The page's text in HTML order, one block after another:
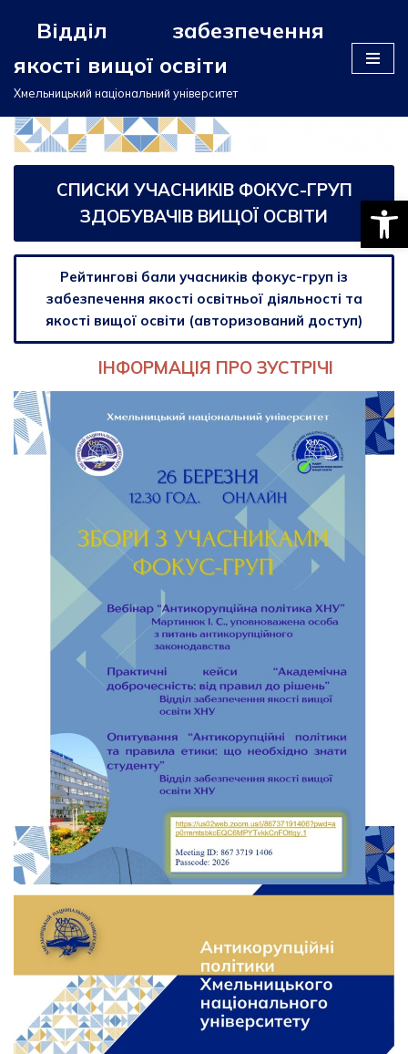
до
вмісту
Відділ забезпечення
якості вищої освіти
Хмельницький національний університет
СПИСКИ УЧАСНИКІВ ФОКУС-ГРУП
ЗДОБУВАЧІВ ВИЩОЇ ОСВІТИ
Рейтингові бали учасників фокус-груп із
забезпечення якості освітньої діяльності та
якості вищої освіти (авторизований доступ)
ІНФОРМАЦІЯ ПРО ЗУСТРІЧІ